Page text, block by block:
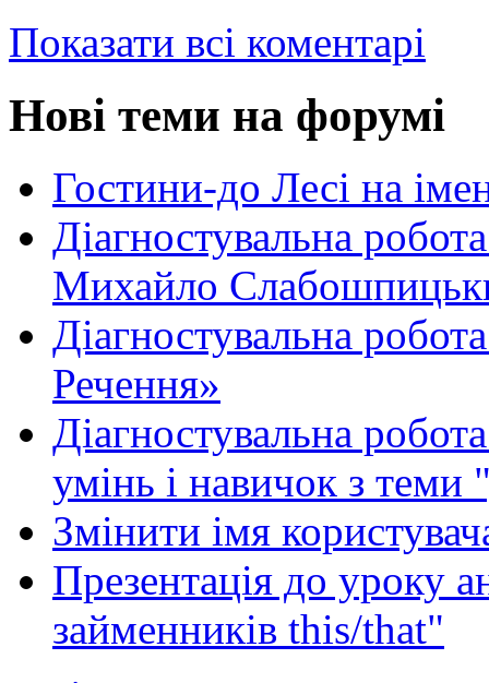
Показати всі коментарі
Нові теми на форумі
Гостини-до Лесі на
Діагностувальна
Михайло
Діагностувальна
Речення»
Діагностувальна
умінь і навичок з теми
Змінити імя
Презентація до уроку
займенників this/that"